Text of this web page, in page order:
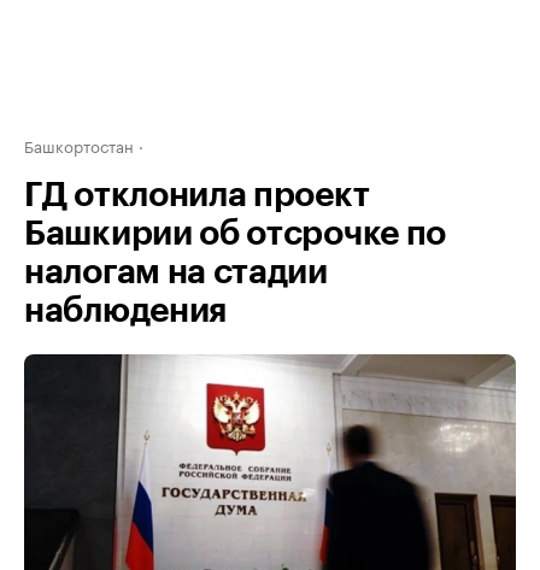
Башкортостан
ГД отклонила проект
Башкирии об отсрочке по
налогам на стадии
наблюдения